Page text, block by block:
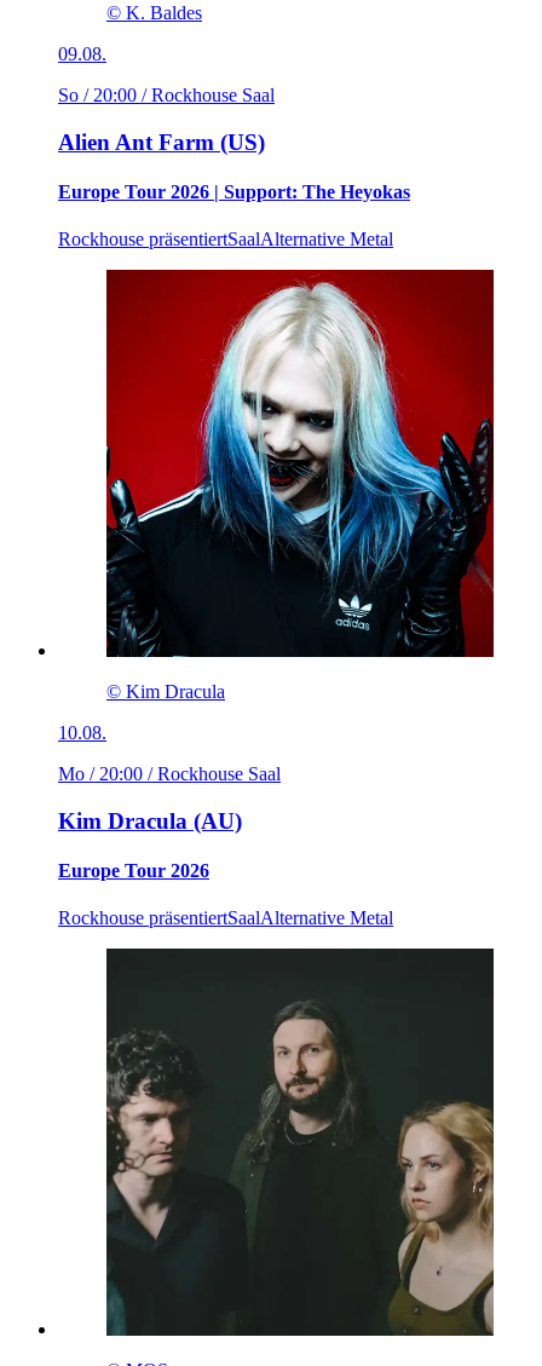
© K. Baldes
09.08.
So / 20:00 / Rockhouse Saal
Alien Ant Farm (US)
Europe Tour 2026 | Support: The Heyokas
Rockhouse präsentiertSaalAlternative Metal
© Kim Dracula
10.08.
Mo / 20:00 / Rockhouse Saal
Kim Dracula (AU)
Europe Tour 2026
Rockhouse präsentiertSaalAlternative Metal